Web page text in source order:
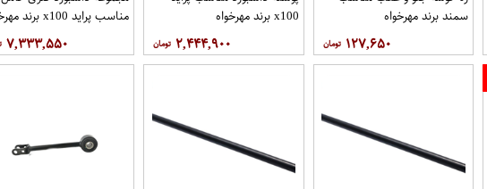
سمند برند مهرخواه
۱۲۷,۶۵۰
x100 برند مهرخواه
۲,۴۴۴,۹۰۰
مناسب پراید x100 برند مهرخواه
۷,۳۳۳,۵۵۰